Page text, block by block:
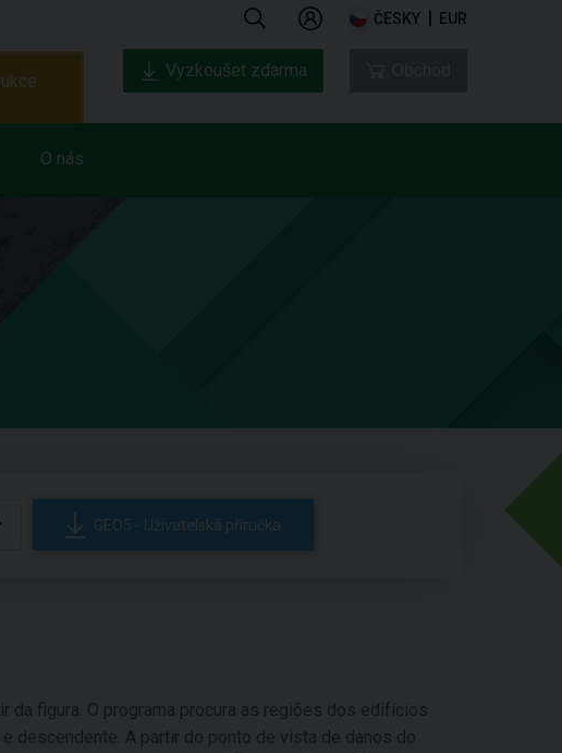
ČESKY EUR
O nás
Vyzkoušet zdarma
GEO5 - Uživatelská příručka
da figura. O programa procura as regiões dos edifícios
descendente. A partir do ponto de vista de danos do